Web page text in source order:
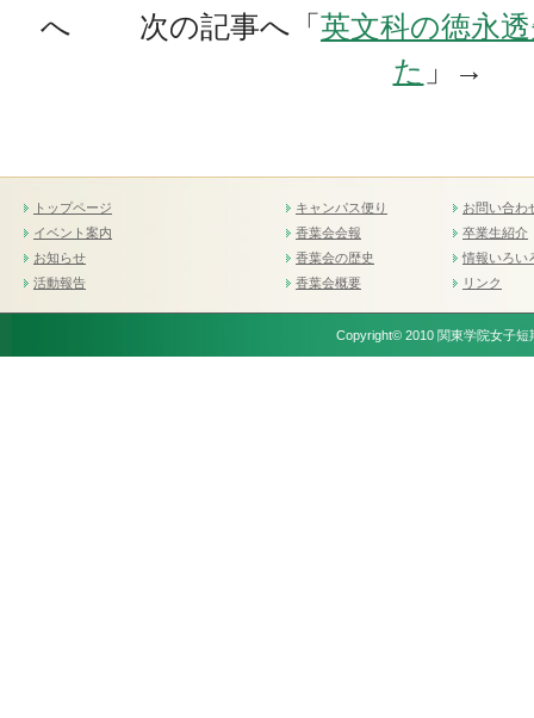
へ 次の記事へ「 英文科の徳永
た 」→
トップページ
イベント案内
お知らせ
活動報告
キャンパス便り
香葉会会報
香葉会の歴史
香葉会概要
お問い合わ
卒業生紹介
情報いろい
リンク
Copyright© 2010 関東学院女子